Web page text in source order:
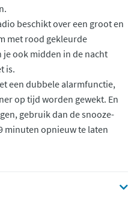
beschikt over een groot en
met rood gekleurde
ook midden in de nacht
is.
een dubbele alarmfunctie,
op tijd worden gewekt. En
gebruik dan de snooze-
minuten opnieuw te laten